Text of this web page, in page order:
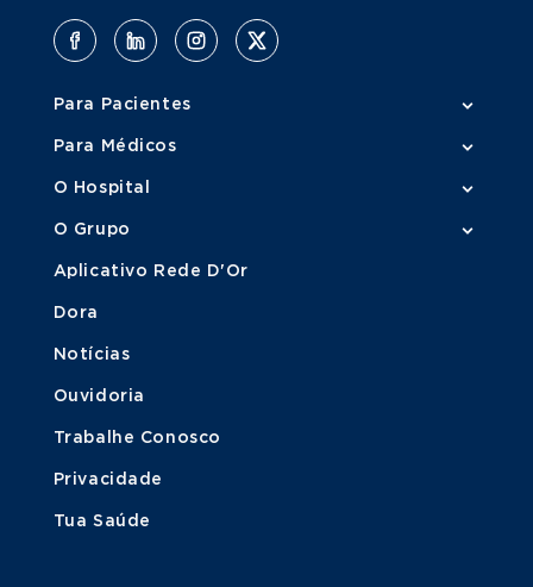
Para Pacientes
Para Médicos
O Hospital
O Grupo
Aplicativo Rede D'Or
Dora
Notícias
Ouvidoria
Trabalhe Conosco
Privacidade
Tua Saúde